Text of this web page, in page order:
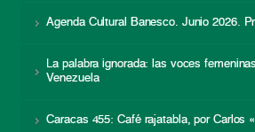
Agenda Cultural Banesco. Junio 2026.
La palabra ignorada: las voces
Venezuela
Caracas 455: Café rajatabla, por Carlos